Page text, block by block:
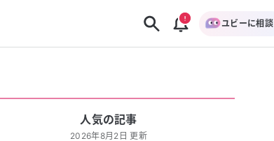
ユビーに相談
人気の記事
2026年8月2日 更新